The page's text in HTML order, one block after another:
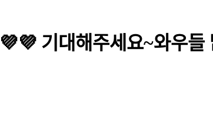
기대해주세요~와우들